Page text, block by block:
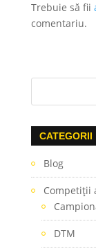
Trebuie să fii
comentariu.
CATEGORII
Blog
Competiţii
DTM